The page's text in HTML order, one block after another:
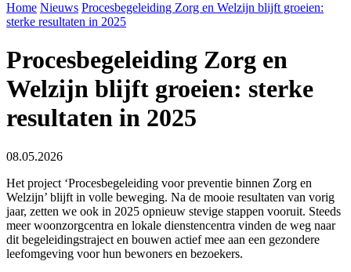
Home Nieuws Procesbegeleiding Zorg en Welzijn blijft groeien:
sterke resultaten in 2025
Procesbegeleiding Zorg en
Welzijn blijft groeien: sterke
resultaten in 2025
08.05.2026
Het project ‘Procesbegeleiding voor preventie binnen Zorg en
Welzijn’ blijft in volle beweging. Na de mooie resultaten van vorig
jaar, zetten we ook in 2025 opnieuw stevige stappen vooruit. Steeds
meer woonzorgcentra en lokale dienstencentra vinden de weg naar
dit begeleidingstraject en bouwen actief mee aan een gezondere
leefomgeving voor hun bewoners en bezoekers.